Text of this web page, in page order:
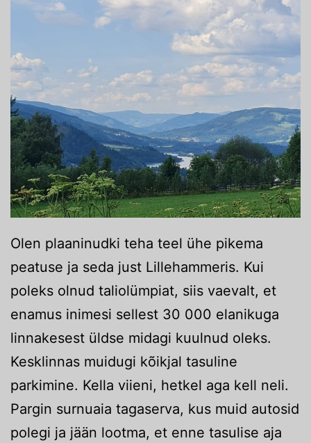
Olen plaaninudki teha teel ühe pikema
peatuse ja seda just Lillehammeris. Kui
poleks olnud taliolümpiat, siis vaevalt, et
enamus inimesi sellest 30 000 elanikuga
linnakesest üldse midagi kuulnud oleks.
Kesklinnas muidugi kõikjal tasuline
parkimine. Kella viieni, hetkel aga kell neli.
Pargin surnuaia tagaserva, kus muid autosid
polegi ja jään lootma, et enne tasulise aja